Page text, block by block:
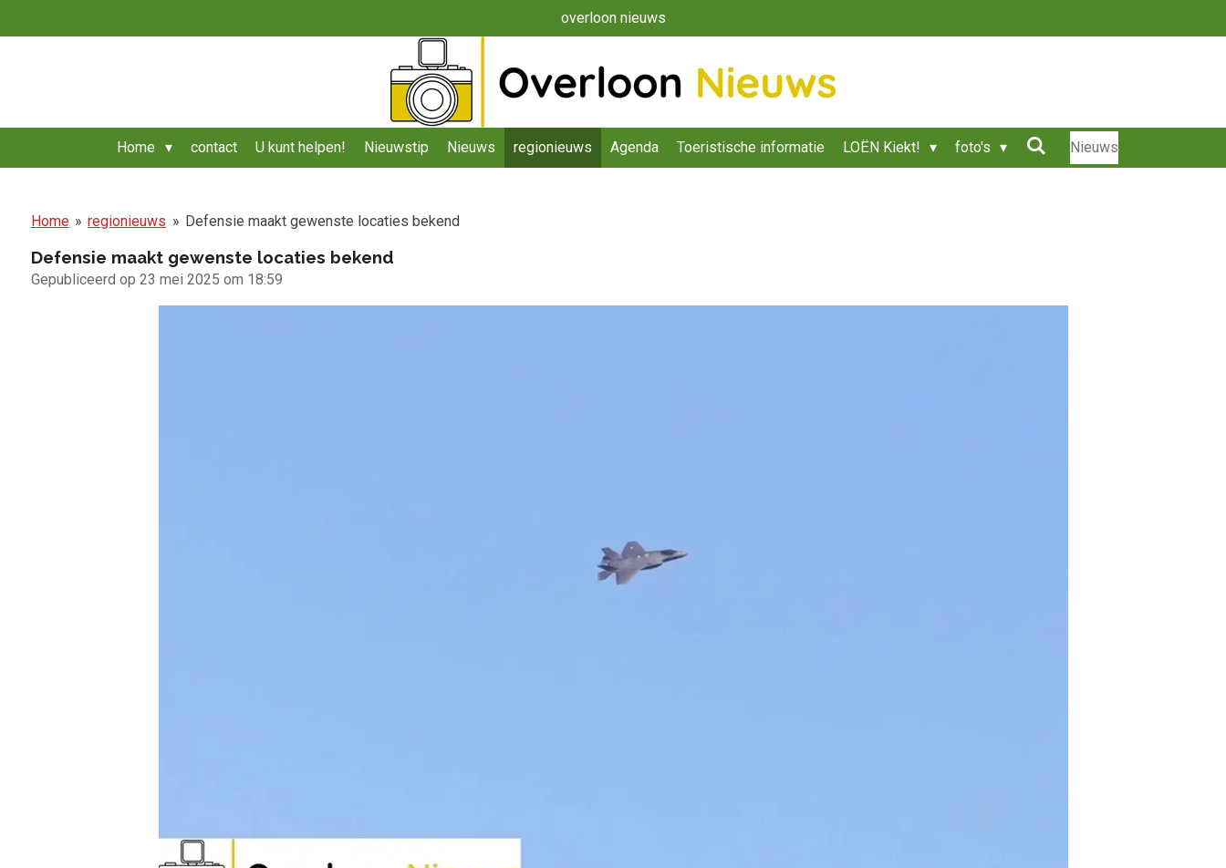
direct
overloon nieuws
Home contact U kunt helpen! Nieuwstip Nieuws regionieuws Agenda Toeristische informatie LOËN Kiekt! foto's Nieuws
Home » regionieuws » Defensie maakt gewenste locaties bekend
Defensie maakt gewenste locaties bekend
Gepubliceerd op 23 mei 2025 om 18:59